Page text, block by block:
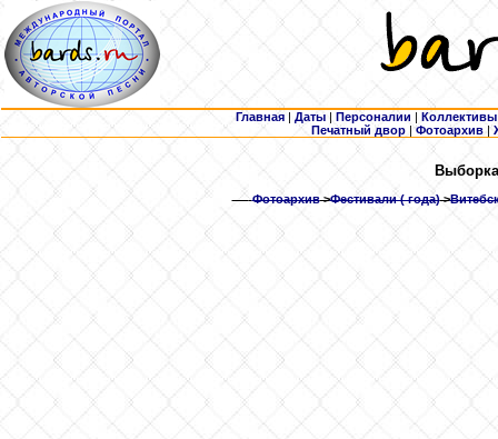
Главная | Даты | Персоналии | Коллективы
Печатный двор |Фотоархив |
Фотоархив>Фестивали ( года)>